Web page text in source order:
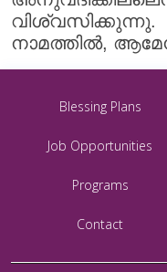
നാമത്തിൽ,
Blessing Plans
Job Opportunities
Programs
Contact